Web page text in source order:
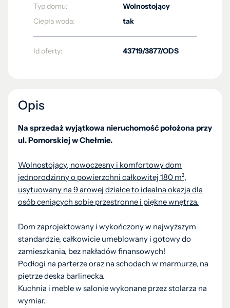
Typ domu:
Wolnostojący
Ciepła woda:
tak
Id oferty: 43719/3877/ODS
Opis
Na sprzedaż wyjątkowa nieruchomość położona przy
ul. Pomorskiej w Chełmie.
Wolnostojący, nowoczesny i komfortowy dom
jednorodzinny o powierzchni całkowitej 180 m²,
usytuowany na 9 arowej działce to idealna okazja dla
osób ceniących sobie przestronne i piękne wnętrza.
Dom zaprojektowany i wykończony w najwyższym
standardzie, całkowicie umeblowany i gotowy do
zamieszkania, bez nakładów finansowych!
Podłogi na parterze oraz na schodach w marmurze, na
piętrze deska barlinecka.
Kuchnia i meble w salonie wykonane przez stolarza na
wymiar.